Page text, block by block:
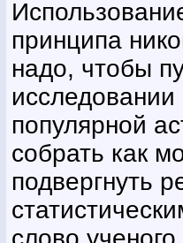
принципа
надо, чтобы
популярной
собрать как
подвергнуть